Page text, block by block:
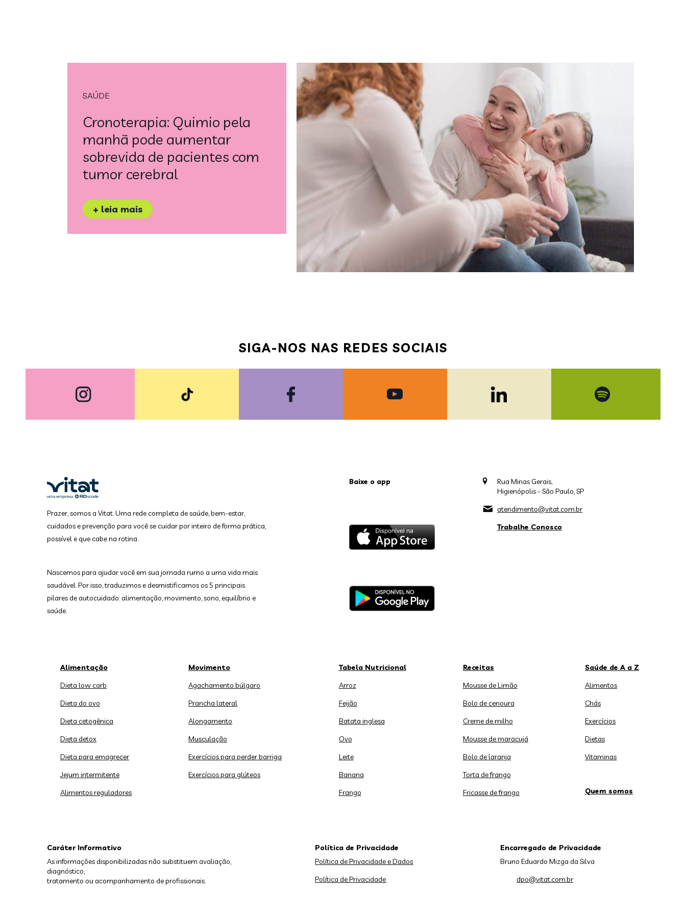
SAÚDE
Cronoterapia: Quimio pela
manhã pode aumentar
sobrevida de pacientes com
tumor cerebral
+ leia mais
SIGA-NOS NAS REDES SOCIAIS
Prazer, somos a Vitat. Uma rede completa de saúde, bem-estar,
cuidados e prevenção para você se cuidar por inteiro de forma prática,
possível e que cabe na rotina.
Nascemos para ajudar você em sua jornada rumo a uma vida mais
saudável. Por isso, traduzimos e desmistificamos os 5 principais
pilares de autocuidado: alimentação, movimento, sono, equilíbrio e
saúde.
Baixe o app
Rua Minas Gerais,
Higienópolis - São Paulo, SP
atendimento@vitat.com.br
Trabalhe Conosco
Alimentação
Dieta low carb
Dieta do ovo
Dieta cetogênica
Dieta detox
Dieta para emagrecer
Jejum intermitente
Alimentos reguladores
Movimento
Agachamento búlgaro
Prancha lateral
Alongamento
Musculação
Exercícios para perder barriga
Exercícios para glúteos
Tabela Nutricional
Arroz
Feijão
Batata inglesa
Ovo
Leite
Banana
Frango
Receitas
Mousse de Limão
Bolo de cenoura
Creme de milho
Mousse de maracujá
Bolo de laranja
Torta de frango
Fricasse de frango
Saúde de A a Z
Alimentos
Chás
Exercícios
Dietas
Vitaminas
Quem somos
Caráter Informativo
As informações disponibilizadas não substituem avaliação,
diagnóstico,
tratamento ou acompanhamento de profissionais.
Política de Privacidade
Política de Privacidade e Dados
Política de Privacidade
Encarregado de Privacidade
Bruno Eduardo Mizga da Silva
dpo@vitat.com.br